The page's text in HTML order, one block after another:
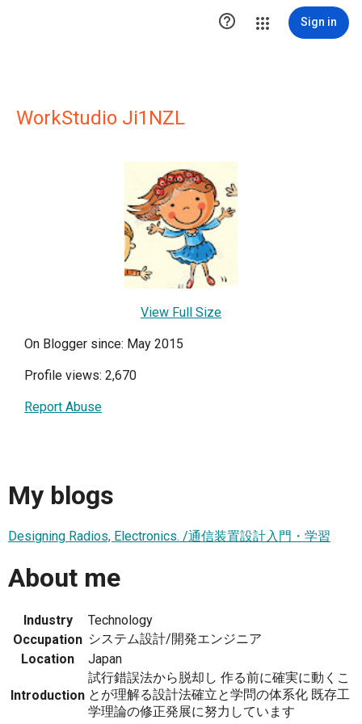
 Sign in
WorkStudio Ji1NZL
View Full Size
On Blogger since: May 2015
Profile views: 2,670
Report Abuse
My blogs
Designing Radios, Electronics. /通信装置設計入門・学習
About me
Industry
Technology
Occupation システム設計/開発エンジニア
Location
Japan
Introduction
試行錯誤法から脱却し 作る前に確実に動くこ
とが理解る設計法確立と学問の体系化 既存工
学理論の修正発展に努力しています